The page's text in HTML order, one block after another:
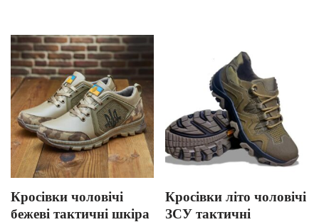
Кросівки чоловічі
бежеві тактичні шкіра
Кросівки літо чоловічі
ЗСУ тактичні